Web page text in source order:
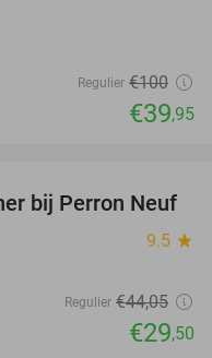
Regulier €100
€39,95
33%
bij Perron Neuf
9.5 star
Regulier €44,05
€29,50